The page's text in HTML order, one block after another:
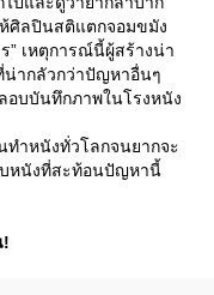
ศิลปินสติแตกจอมขมัง
” เหตุการณ์นี้ผู้สร้างน่า
น่ากลัวกว่าปัญหาอื่นๆ
บบันทึกภาพในโรงหนัง
ำหนังทั่วโลกจนยากจะ
บหนังที่สะท้อนปัญหานี้
!